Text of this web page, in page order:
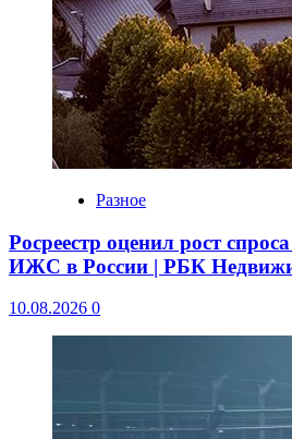
Разное
Росреестр оценил рост
ИЖС в России | РБК
10.08.2026 0